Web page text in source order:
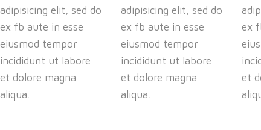
adipisicing elit, sed do
ex fb aute in esse
eiusmod tempor
incididunt ut labore
et dolore magna
aliqua.
adipisicing elit, sed do
ex fb aute in esse
eiusmod tempor
incididunt ut labore
et dolore magna
aliqua.
ex
et